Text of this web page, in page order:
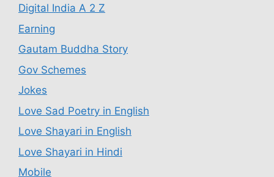
Digital India A 2 Z
Earning
Gautam Buddha Story
Gov Schemes
Jokes
Love Sad Poetry in English
Love Shayari in English
Love Shayari in Hindi
Mobile